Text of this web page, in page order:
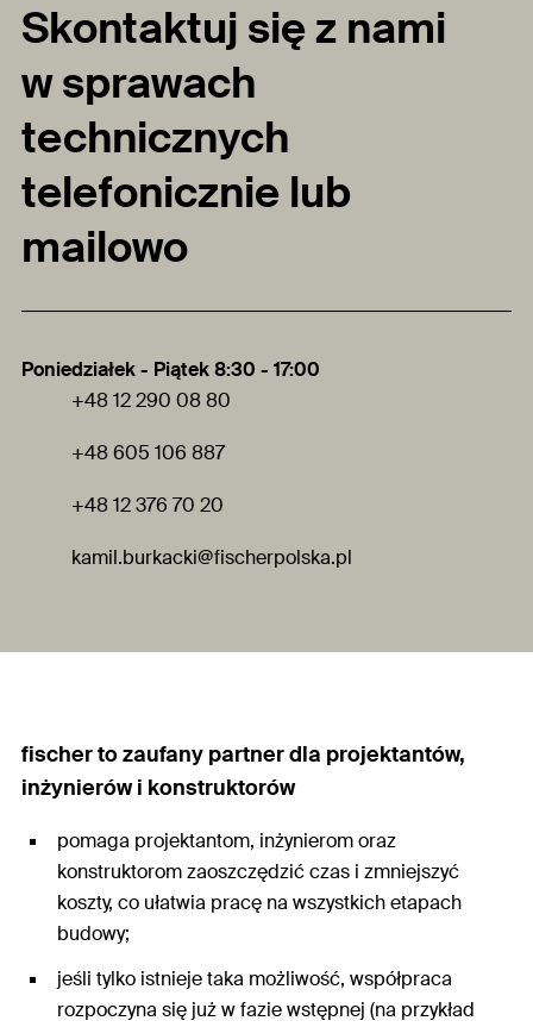
Skontaktuj się z nami
w sprawach
technicznych
telefonicznie lub
mailowo
Poniedziałek - Piątek 8:30 - 17:00
+48 12 290 08 80
+48 605 106 887
+48 12 376 70 20
kamil.burkacki@fischerpolska.pl
fischer to zaufany partner dla projektantów,
inżynierów i konstruktorów
pomaga projektantom, inżynierom oraz
konstruktorom zaoszczędzić czas i zmniejszyć
koszty, co ułatwia pracę na wszystkich etapach
budowy;
jeśli tylko istnieje taka możliwość, współpraca
rozpoczyna się już w fazie wstępnej (na przykład